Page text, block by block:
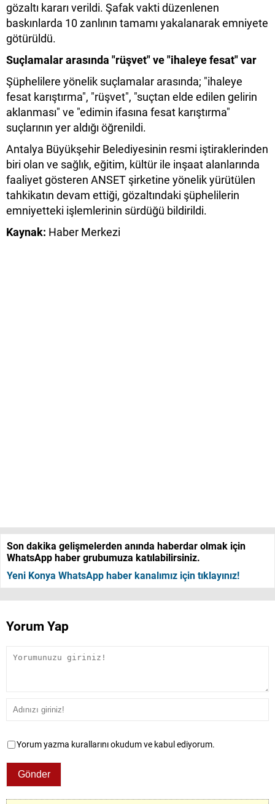
gözaltı kararı verildi. Şafak vakti düzenlenen
baskınlarda 10 zanlının tamamı yakalanarak emniyete
götürüldü.
Suçlamalar arasında "rüşvet" ve "ihaleye fesat" var
Şüphelilere yönelik suçlamalar arasında; "ihaleye
fesat karıştırma", "rüşvet", "suçtan elde edilen gelirin
aklanması" ve "edimin ifasına fesat karıştırma"
suçlarının yer aldığı öğrenildi.
Antalya Büyükşehir Belediyesinin resmi iştiraklerinden
biri olan ve sağlık, eğitim, kültür ile inşaat alanlarında
faaliyet gösteren ANSET şirketine yönelik yürütülen
tahkikatın devam ettiği, gözaltındaki şüphelilerin
emniyetteki işlemlerinin sürdüğü bildirildi.
Kaynak: Haber Merkezi
Son dakika gelişmelerden anında haberdar olmak için
WhatsApp haber grubumuza katılabilirsiniz.
Yeni Konya WhatsApp haber kanalımız için tıklayınız!
Yorum Yap
Yorum yazma kurallarını okudum ve kabul ediyorum.